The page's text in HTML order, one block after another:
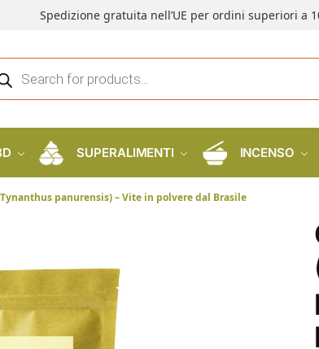
Spedizione gratuita nell’UE per ordini superiori a
SUPERALIMENTI INCENSO
panurensis) – Vite in polvere dal Brasile